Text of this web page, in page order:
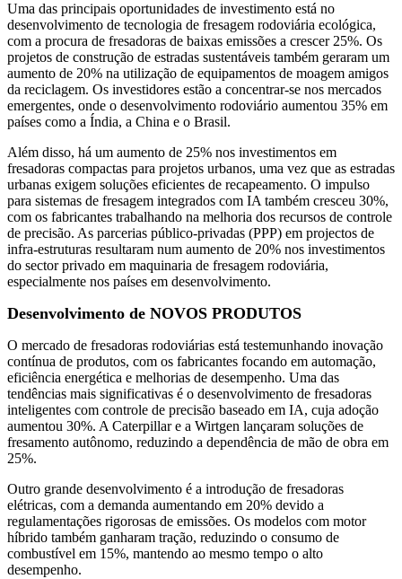
Uma das principais oportunidades de investimento está no
desenvolvimento de tecnologia de fresagem rodoviária ecológica,
com a procura de fresadoras de baixas emissões a crescer 25%. Os
projetos de construção de estradas sustentáveis ​​também geraram um
aumento de 20% na utilização de equipamentos de moagem amigos
da reciclagem. Os investidores estão a concentrar-se nos mercados
emergentes, onde o desenvolvimento rodoviário aumentou 35% em
países como a Índia, a China e o Brasil.
Além disso, há um aumento de 25% nos investimentos em
fresadoras compactas para projetos urbanos, uma vez que as estradas
urbanas exigem soluções eficientes de recapeamento. O impulso
para sistemas de fresagem integrados com IA também cresceu 30%,
com os fabricantes trabalhando na melhoria dos recursos de controle
de precisão. As parcerias público-privadas (PPP) em projectos de
infra-estruturas resultaram num aumento de 20% nos investimentos
do sector privado em maquinaria de fresagem rodoviária,
especialmente nos países em desenvolvimento.
Desenvolvimento de NOVOS PRODUTOS
O mercado de fresadoras rodoviárias está testemunhando inovação
contínua de produtos, com os fabricantes focando em automação,
eficiência energética e melhorias de desempenho. Uma das
tendências mais significativas é o desenvolvimento de fresadoras
inteligentes com controle de precisão baseado em IA, cuja adoção
aumentou 30%. A Caterpillar e a Wirtgen lançaram soluções de
fresamento autônomo, reduzindo a dependência de mão de obra em
25%.
Outro grande desenvolvimento é a introdução de fresadoras
elétricas, com a demanda aumentando em 20% devido a
regulamentações rigorosas de emissões. Os modelos com motor
híbrido também ganharam tração, reduzindo o consumo de
combustível em 15%, mantendo ao mesmo tempo o alto
desempenho.